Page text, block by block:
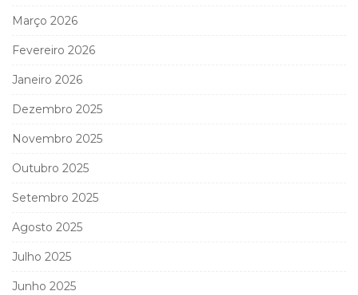
Março 2026
Fevereiro 2026
Janeiro 2026
Dezembro 2025
Novembro 2025
Outubro 2025
Setembro 2025
Agosto 2025
Julho 2025
Junho 2025